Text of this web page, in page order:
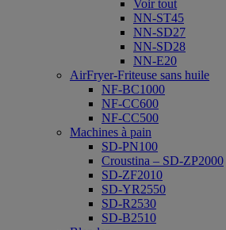
Voir tout
NN-ST45
NN-SD27
NN-SD28
NN-E20
AirFryer-Friteuse sans huile
NF-BC1000
NF-CC600
NF-CC500
Machines à pain
SD-PN100
Croustina – SD-ZP2000
SD-ZF2010
SD-YR2550
SD-R2530
SD-B2510